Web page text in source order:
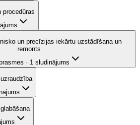
procedūras
un precīzijas iekārtu uzstādīšana un
remonts
· 1 sludinājums